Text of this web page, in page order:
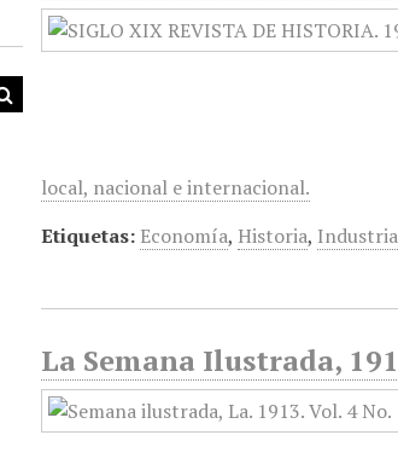
local, nacional e internacional.
Etiquetas: Economía, Historia, Industria
La Semana Ilustrada,